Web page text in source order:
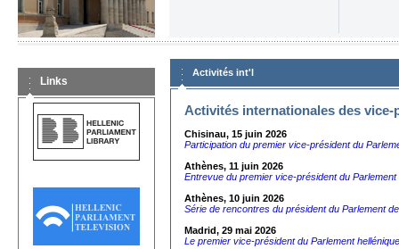
Links
Activités int'l
Activités internationales des
Chisinau, 15 juin 2026
Participation du premier vice-président du
Athènes, 11 juin 2026
Entrevue du premier vice-président du
Athènes, 10 juin 2026
Série de rencontres du président du Parlement
Madrid, 29 mai 2026
Le premier vice-président du Parlement